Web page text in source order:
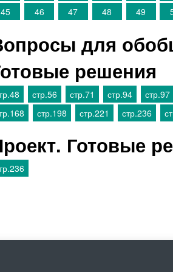
45
46 47 48 49
для
решения
стр.56 стр.71 стр.94 стр.97
стр.198 стр.221 стр.236
Готовые